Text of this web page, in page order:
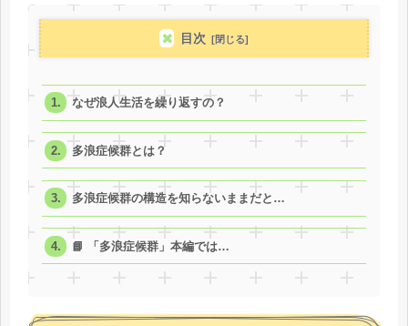
目次
なぜ浪人生活を繰り返すの？
多浪症候群とは？
多浪症候群の構造を知らないままだと…
📘 「多浪症候群」本編では…